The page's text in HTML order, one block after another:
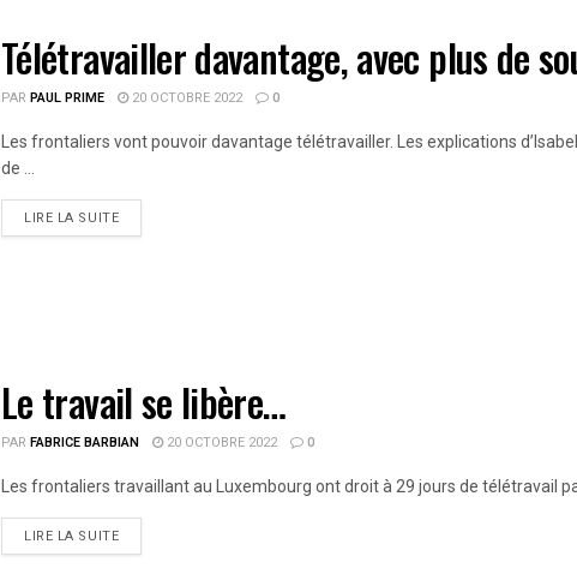
Télétravailler davantage, avec plus de
PAR PAUL PRIME 20 OCTOBRE 2022 0
Les frontaliers vont pouvoir davantage télétravailler. Les explications
de ...
LIRE LA SUITE
Le travail se libère…
PAR FABRICE BARBIAN 20 OCTOBRE 2022 0
Les frontaliers travaillant au Luxembourg ont droit à 29 jours de télétravail
LIRE LA SUITE